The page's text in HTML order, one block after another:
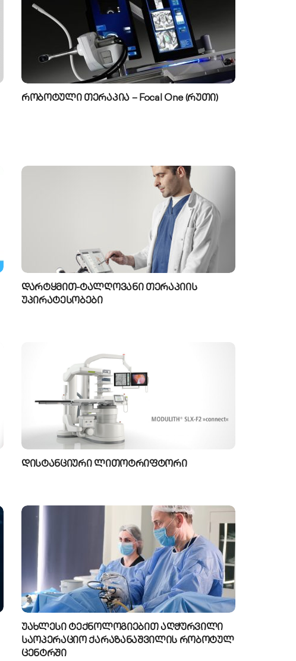
რობოტული თერაპია – Focal One (რუთი)
დარტყმით-ტალღოვანი თერაპიის
უპირატესობები
დისტანციური ლითოტრიფტორი
უახლესი ტექნოლოგიებით აღჭურვილი
საოპერაციო ქარაზანაშვილის რობოტულ
ცენტრში